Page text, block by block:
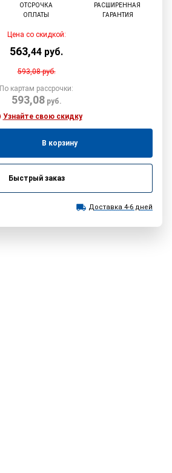
ОТСРОЧКА
ОПЛАТЫ
РАСШИРЕННАЯ
ГАРАНТИЯ
Цена со скидкой:
563,44 руб.
593,08руб.
По картам рассрочки:
593,08руб.
Узнайте свою скидку
В корзину
Быстрый заказ
Доставка 4-6 дней